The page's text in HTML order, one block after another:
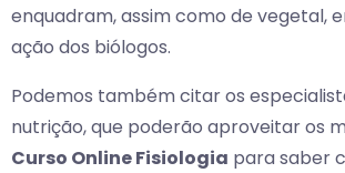
enquadram, assim como de vegetal,
ação dos biólogos.
Podemos também citar os
nutrição, que poderão aproveitar os
Curso Online Fisiologia para saber